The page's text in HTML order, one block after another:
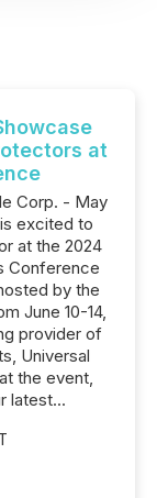
at
Corp. - May
excited to
at the 2024
Conference
by the
June 10-14,
provider of
Universal
the event,
latest...